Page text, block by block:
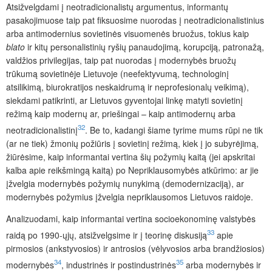
Atsižvelgdami į neotradicionalistų argumentus, informantų
pasakojimuose taip pat fiksuosime nuorodas į neotradicionalistinius
arba antimodernius sovietinės visuomenės bruožus, tokius kaip
blato ir kitų personalistinių ryšių panaudojimą, korupciją, patronažą,
valdžios privilegijas, taip pat nuorodas į modernybės bruožų
trūkumą sovietinėje Lietuvoje (neefektyvumą, technologinį
atsilikimą, biurokratijos neskaidrumą ir neprofesionalų veikimą),
siekdami patikrinti, ar Lietuvos gyventojai linkę matyti sovietinį
režimą kaip modernų ar, priešingai – kaip antimodernų arba
neotradicionalistinį32. Be to, kadangi šiame tyrime mums rūpi ne tik
(ar ne tiek) žmonių požiūris į sovietinį režimą, kiek į jo subyrėjimą,
žiūrėsime, kaip informantai vertina šių požymių kaitą (jei apskritai
kalba apie reikšmingą kaitą) po Nepriklausomybės atkūrimo: ar jie
įžvelgia modernybės požymių nunykimą (demodernizaciją), ar
modernybės požymius įžvelgia nepriklausomos Lietuvos raidoje.
Analizuodami, kaip informantai vertina socioekonominę valstybės
raidą po 1990-ųjų, atsižvelgsime ir į teorinę diskusiją33 apie
pirmosios (ankstyvosios) ir antrosios (vėlyvosios arba brandžiosios)
modernybės34, industrinės ir postindustrinės35 arba modernybės ir